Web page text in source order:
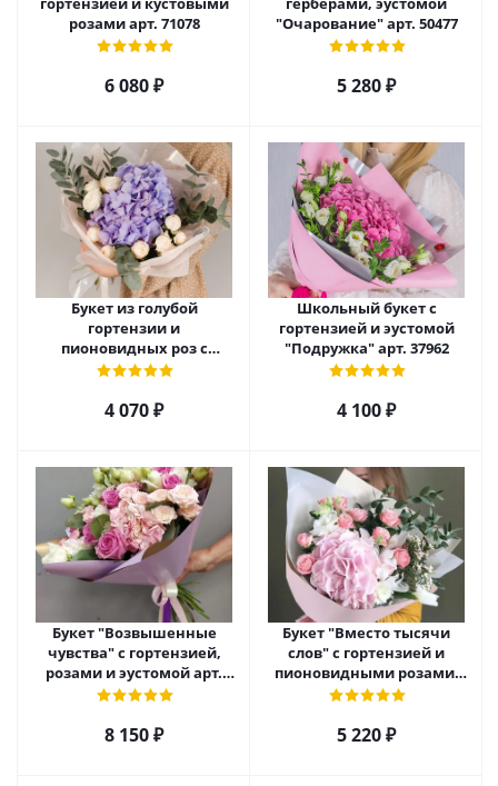
розами арт. 71078
6 080₽
"Очарование" арт. 50477
5 280₽
Букет из голубой
гортензии и
пионовидных роз с
эвкалиптом арт. 50471
4 070₽
Школьный букет с
гортензией и эустомой
"Подружка" арт. 37962
4 100₽
Букет "Возвышенные
чувства" с гортензией,
розами и эустомой арт.
23800
8 150₽
Букет "Вместо тысячи
слов" с гортензией и
пионовидными розами.
арт. 28487
5 220₽